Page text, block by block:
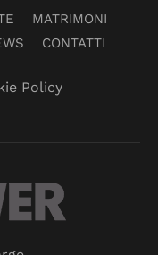
MATRIMONI
CONTATTI
Policy